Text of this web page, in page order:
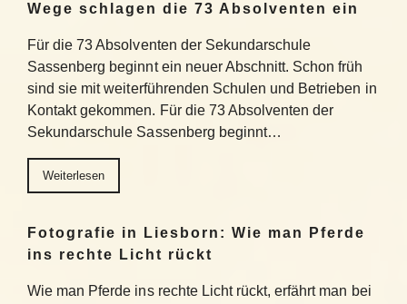
Wege schlagen die 73 Absolventen ein
Für die 73 Absolventen der Sekundarschule
Sassenberg beginnt ein neuer Abschnitt. Schon früh
sind sie mit weiterführenden Schulen und Betrieben in
Kontakt gekommen. Für die 73 Absolventen der
Sekundarschule Sassenberg beginnt…
Weiterlesen
Fotografie in Liesborn: Wie man Pferde
ins rechte Licht rückt
Wie man Pferde ins rechte Licht rückt, erfährt man bei